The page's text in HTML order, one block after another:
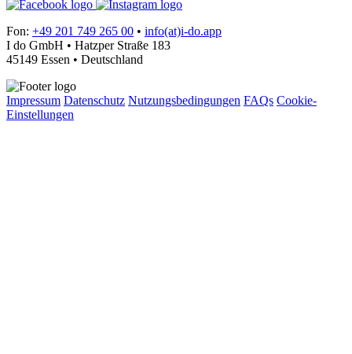
Fon: +49 201 749 265 00 • info(at)i-do.app
I do GmbH • Hatzper Straße 183
45149 Essen • Deutschland
Impressum Datenschutz Nutzungsbedingungen FAQs Cookie-
Einstellungen